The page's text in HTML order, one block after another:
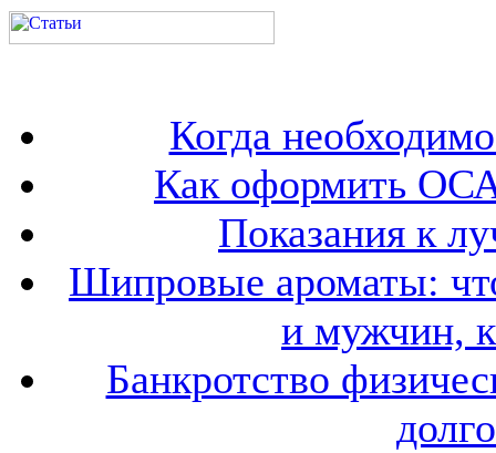
Когда
Как оформить
Показания к
Шипровые ароматы:
и мужчин,
Банкротство